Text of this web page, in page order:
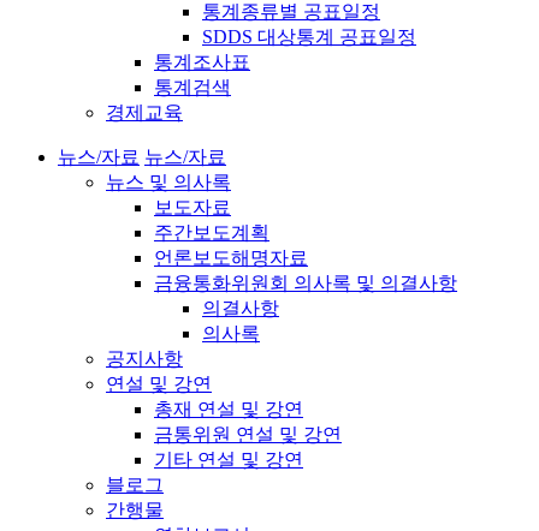
통계종류별 공표일정
SDDS 대상통계 공표일정
통계조사표
통계검색
경제교육
뉴스/자료 뉴스/자료
뉴스 및 의사록
보도자료
주간보도계획
언론보도해명자료
금융통화위원회 의사록 및 의결사항
의결사항
의사록
공지사항
연설 및 강연
총재 연설 및 강연
금통위원 연설 및 강연
기타 연설 및 강연
블로그
간행물